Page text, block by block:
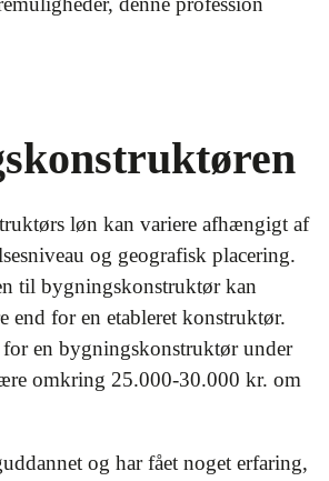
løn kan variere afhængigt af
og geografisk placering.
til bygningskonstruktør kan
end for en etableret konstruktør.
en bygningskonstruktør under
omkring 25.000-30.000 kr. om
og har fået noget erfaring,